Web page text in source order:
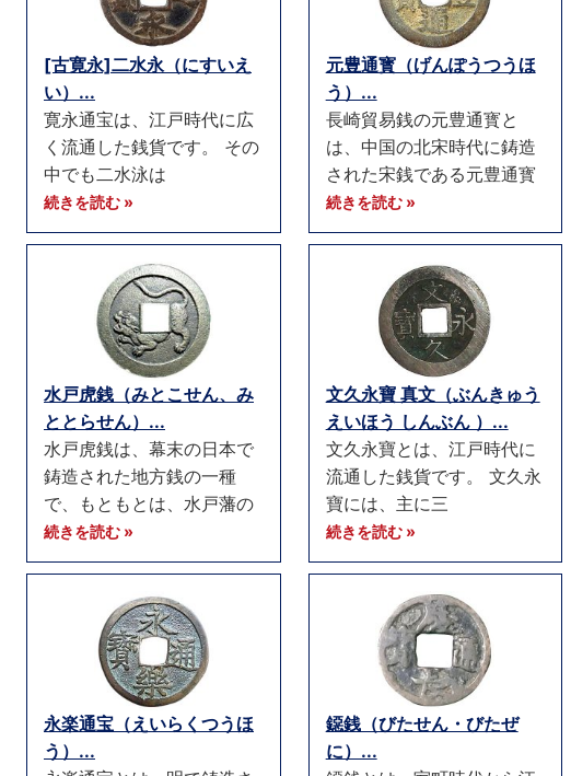
[古寛永]二水永（にすいえ
い）...
寛永通宝は、江戸時代に広
く流通した銭貨です。 その
中でも二水泳は
続きを読む »
元豊通寳（げんぽうつうほ
う）...
長崎貿易銭の元豊通寳と
は、中国の北宋時代に鋳造
された宋銭である元豊通寳
続きを読む »
水戸虎銭（みとこせん、み
ととらせん）...
水戸虎銭は、幕末の日本で
鋳造された地方銭の一種
で、もともとは、水戸藩の
続きを読む »
文久永寶 真文（ぶんきゅう
えいほう しんぶん ）...
文久永寶とは、江戸時代に
流通した銭貨です。 文久永
寶には、主に三
続きを読む »
永楽通宝（えいらくつうほ
う）...
鐚銭（びたせん・びたぜ
に）...